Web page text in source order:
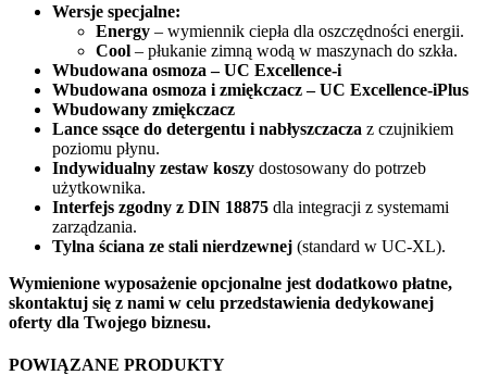
Wersje specjalne:
Energy – wymiennik ciepła dla oszczędności energii.
Cool – płukanie zimną wodą w maszynach do szkła.
Wbudowana osmoza –UC Excellence-i
Wbudowana osmoza i zmiękczacz – UC Excellence-iPlus
Wbudowany zmiękczacz
Lance ssące do detergentu i nabłyszczacza z czujnikiem
poziomu płynu.
Indywidualny zestaw koszy dostosowany do potrzeb
użytkownika.
Interfejs zgodny z DIN 18875 dla integracji z systemami
zarządzania.
Tylna ściana ze stali nierdzewnej (standard w UC-XL).
Wymienione wyposażenie opcjonalne jest dodatkowo płatne,
skontaktuj się z nami w celu przedstawienia dedykowanej
oferty dla Twojego biznesu.
POWIĄZANE PRODUKTY